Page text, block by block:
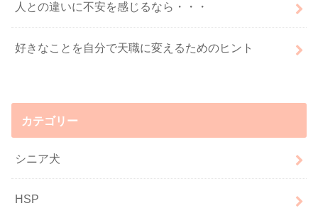
人との違いに不安を感じるなら・・・
好きなことを自分で天職に変えるためのヒント
カテゴリー
シニア犬
HSP